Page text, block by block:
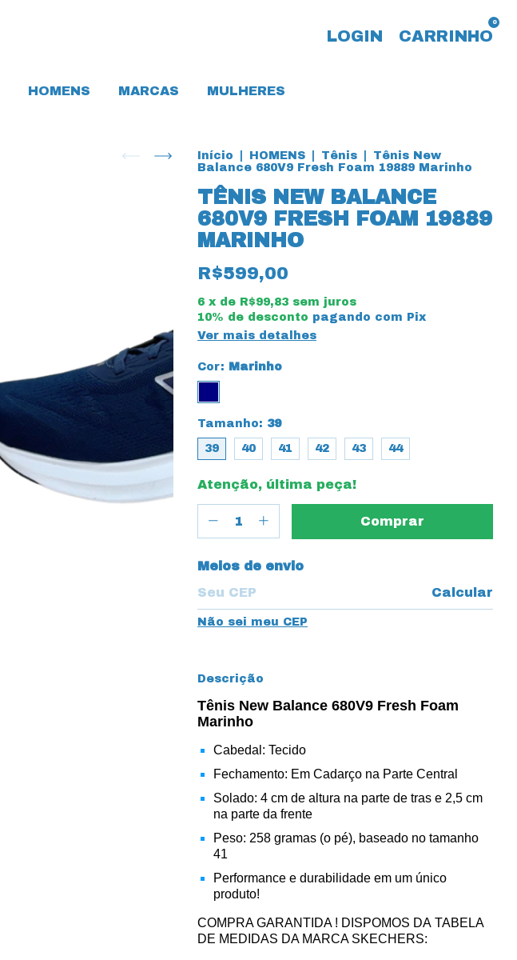
LOGIN CARRINHO
0
HOMENS MARCAS MULHERES
Início HOMENS Tênis
Tênis New
Balance 680V9 Fresh Foam 19889 Marinho
TÊNIS NEW BALANCE
680V9 FRESH FOAM 19889
MARINHO
R$599,00
6 x de R$99,83 sem juros
10% de desconto pagando com Pix
Ver mais detalhes
Cor: Marinho
Tamanho: 39
39 40 41 42 43 44
Atenção, última peça!
Entregas para o CEP:
Meios de envio
Calcular
Não sei meu CEP
Descrição
Tênis New Balance 680V9 Fresh Foam
Marinho
Cabedal: Tecido
Fechamento: Em Cadarço na Parte Central
Solado: 4 cm de altura na parte de tras e 2,5 cm
na parte da frente
Peso: 258 gramas (o pé), baseado no tamanho
41
Performance e durabilidade em um único
produto!
COMPRA GARANTIDA ! DISPOMOS DA TABELA
DE MEDIDAS DA MARCA SKECHERS: